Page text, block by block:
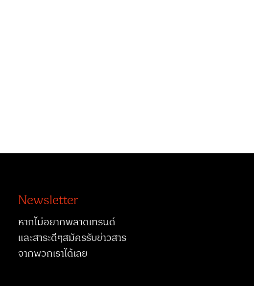
Newsletter
หากไม่อยากพลาดเทรนด์
และสาระดีๆสมัครรับข่าวสาร
จากพวกเราได้เลย